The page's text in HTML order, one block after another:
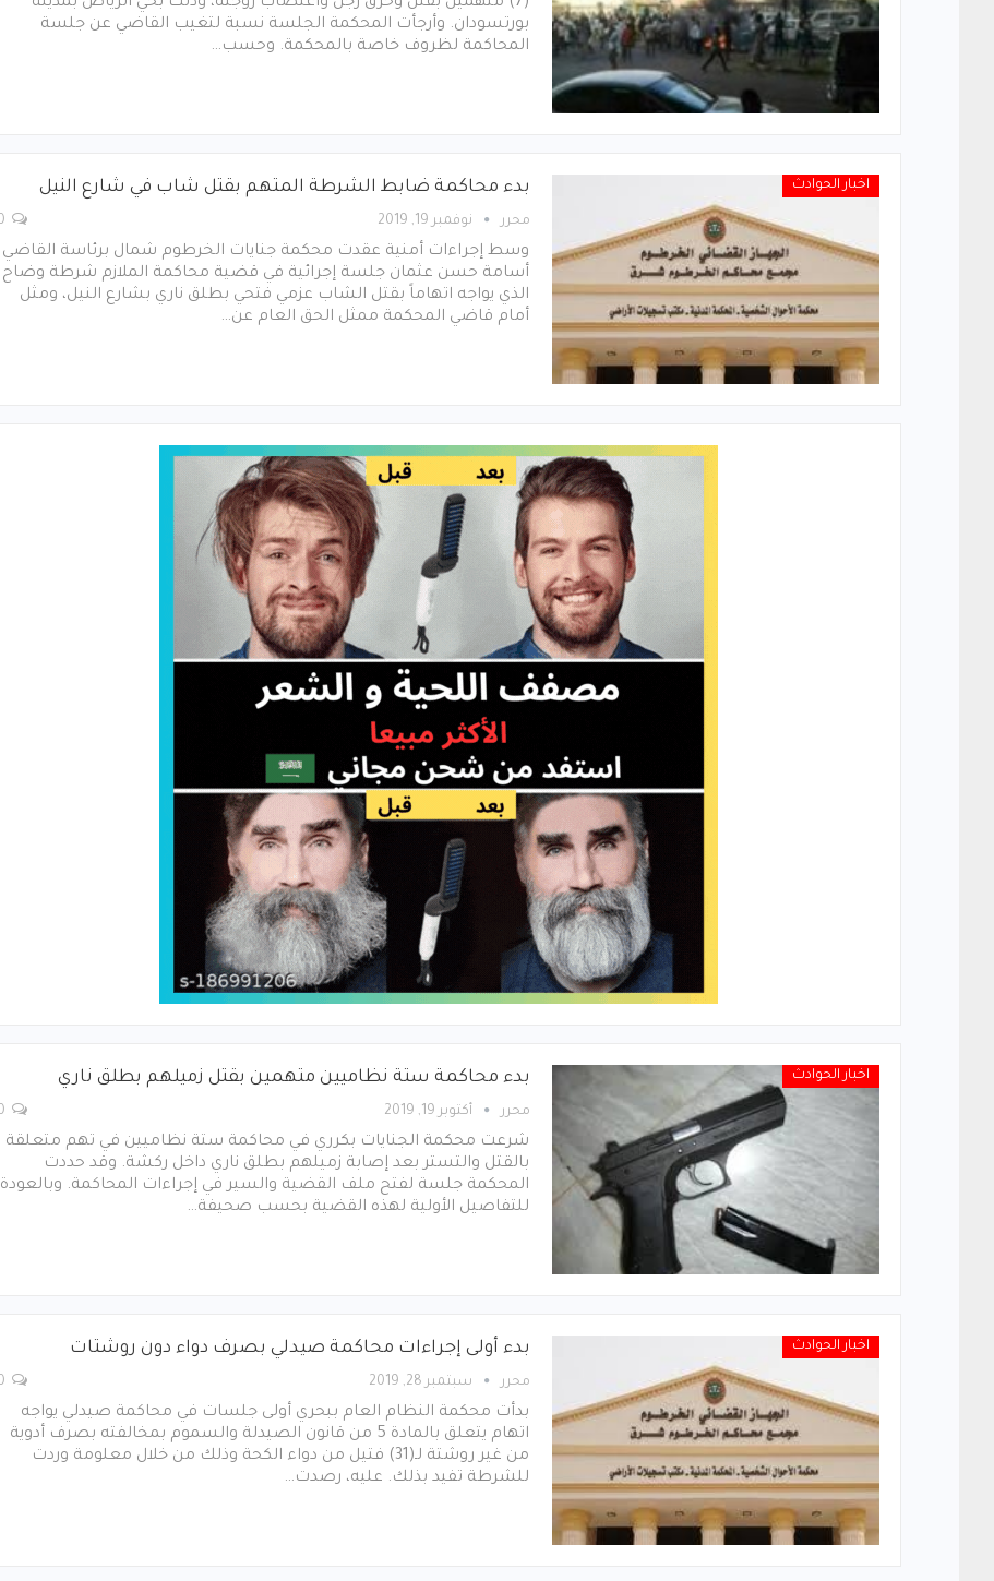
بورتسودان. وأرجأت المحكمة الجلسة نسبة لتغيب القاضي عن جلسة
المحاكمة لظروف خاصة بالمحكمة. وحسب…
اخبار الحوادث بدء محاكمة ضابط الشرطة المتهم بقتل شاب في شارع النيل
محرر نوفمبر 19, 2019
وسط إجراءات أمنية عقدت محكمة جنايات الخرطوم شمال برئاسة القاضي
أسامة حسن عثمان جلسة إجرائية في قضية محاكمة الملازم شرطة وضاح
الذي يواجه اتهاماً بقتل الشاب عزمي فتحي بطلق ناري بشارع النيل، ومثل
أمام قاضي المحكمة ممثل الحق العام عن…
اخبار الحوادث بدء محاكمة ستة نظاميين متهمين بقتل زميلهم بطلق ناري
محرر أكتوبر 19, 2019
شرعت محكمة الجنايات بكرري في محاكمة ستة نظاميين في تهم متعلقة
بالقتل والتستر بعد إصابة زميلهم بطلق ناري داخل ركشة. وقد حددت
المحكمة جلسة لفتح ملف القضية والسير في إجراءات المحاكمة. وبالعودة
للتفاصيل الأولية لهذه القضية بحسب صحيفة…
اخبار الحوادث بدء أولى إجراءات محاكمة صيدلي بصرف دواء دون روشتات
محرر سبتمبر 28, 2019
بدأت محكمة النظام العام ببحري أولى جلسات في محاكمة صيدلي يواجه
اتهام يتعلق بالمادة 5 من قانون الصيدلة والسموم بمخالفته بصرف أدوية
من غير روشتة لـ(31) فتيل من دواء الكحة وذلك من خلال معلومة وردت
للشرطة تفيد بذلك. عليه، رصدت…